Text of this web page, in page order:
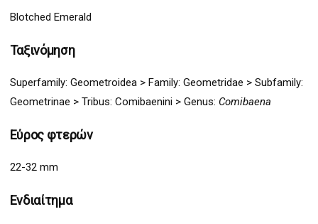
Blotched Emerald
Ταξινόμηση
Superfamily: Geometroidea > Family: Geometridae > Subfamily:
Geometrinae > Tribus: Comibaenini > Genus: Comibaena
Εύρος φτερών
22-32 mm
Ενδιαίτημα